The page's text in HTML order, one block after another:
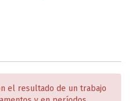
el resultado de un trabajo